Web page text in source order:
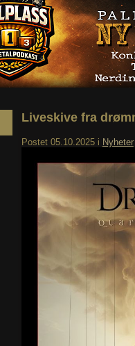
Liveskive fra
Postet 05.10.2025 i Nyheter